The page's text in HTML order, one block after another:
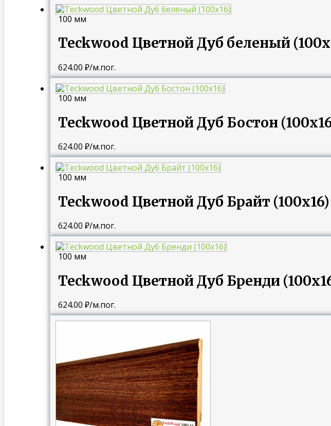
100 мм
Teckwood Цветной Дуб беленый
624.00 ₽/м.пог.
100 мм
Teckwood Цветной Дуб Бостон
624.00 ₽/м.пог.
100 мм
Teckwood Цветной Дуб Брайт (100х16)
624.00 ₽/м.пог.
100 мм
Teckwood Цветной Дуб Бренди
624.00 ₽/м.пог.